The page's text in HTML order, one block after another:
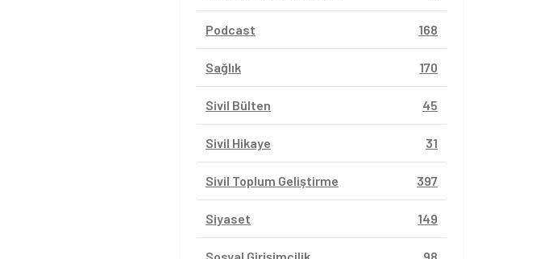
Podcast 168
Sağlık 170
Sivil Bülten 45
Sivil Hikaye 31
Sivil Toplum Geliştirme 397
Siyaset 149